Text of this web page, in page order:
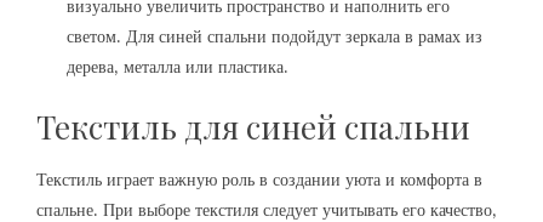
визуально увеличить пространство и наполнить его
светом. Для синей спальни подойдут зеркала в рамах из
дерева‚ металла или пластика.
Текстиль для синей спальни
Текстиль играет важную роль в создании уюта и комфорта в
спальне. При выборе текстиля следует учитывать его качество‚